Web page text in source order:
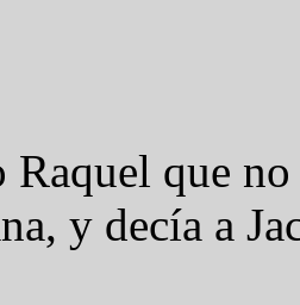
que
y decía a